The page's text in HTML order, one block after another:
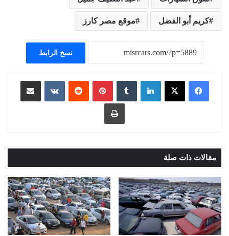
كريم أبو الفضل موقع مصر كارز
نسخ الرابط
لينكدإن ‏Tumblr بينتيريست
‏Reddit
‏VKontakte مشاركة عبر البريد
طباعة
مقالات ذات صلة